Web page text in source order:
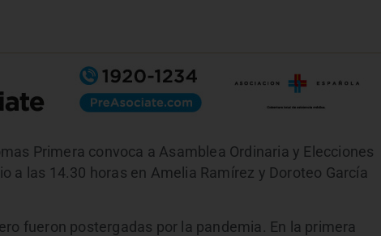
Primera convoca a Asamblea Ordinaria y Elecciones
a las 14.30 horas en Amelia Ramírez y Doroteo García
fueron postergadas por la pandemia. En la primera